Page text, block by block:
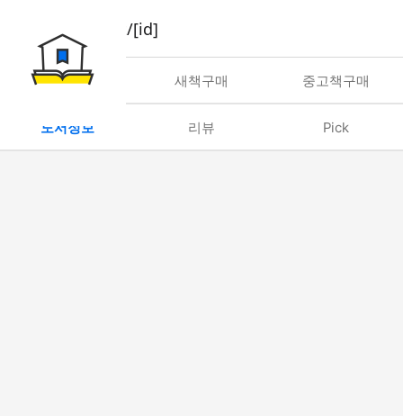
book/rent/[id]
대여 새책구매 중고책구매
도서정보 리뷰 Pick